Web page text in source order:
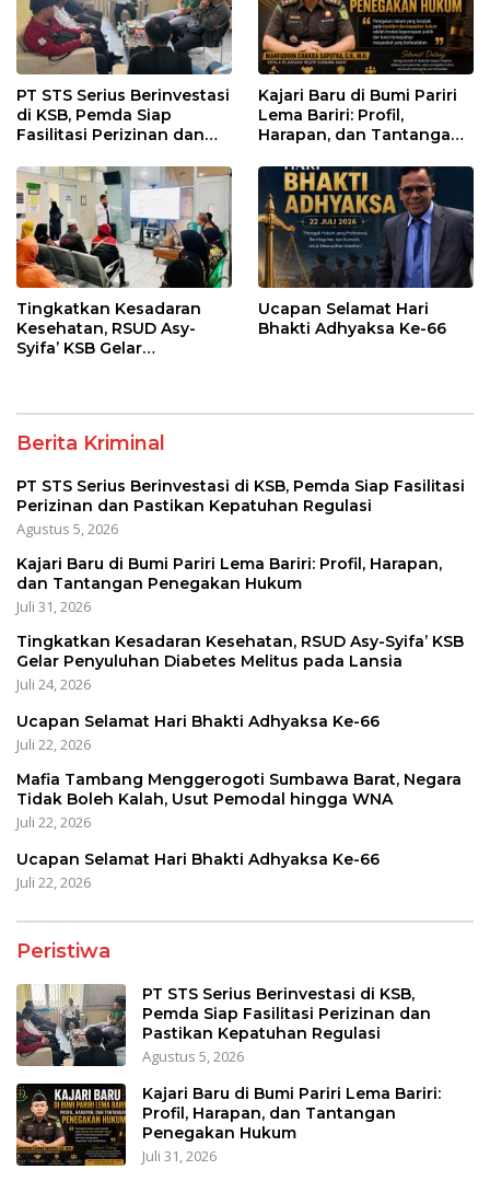
PT STS Serius Berinvestasi
di KSB, Pemda Siap
Fasilitasi Perizinan dan
Regulasi
Kajari Baru di Bumi Pariri
Lema Bariri: Profil,
Harapan, dan Tantangan
Tingkatkan Kesadaran
Kesehatan, RSUD Asy-
Syifa’ KSB Gelar
Ucapan Selamat Hari
Bhakti Adhyaksa Ke-66
Berita Kriminal
PT STS Serius Berinvestasi di KSB, Pemda Siap Fasilitasi
Perizinan dan Pastikan Kepatuhan Regulasi
Agustus 5, 2026
Kajari Baru di Bumi Pariri Lema Bariri: Profil, Harapan,
dan Tantangan Penegakan Hukum
Juli 31, 2026
Tingkatkan Kesadaran Kesehatan, RSUD Asy-Syifa’ KSB
Gelar Penyuluhan Diabetes Melitus pada Lansia
Juli 24, 2026
Ucapan Selamat Hari Bhakti Adhyaksa Ke-66
Juli 22, 2026
Mafia Tambang Menggerogoti Sumbawa Barat, Negara
Tidak Boleh Kalah, Usut Pemodal hingga WNA
Juli 22, 2026
Ucapan Selamat Hari Bhakti Adhyaksa Ke-66
Juli 22, 2026
Peristiwa
PT STS Serius Berinvestasi di KSB,
Pemda Siap Fasilitasi Perizinan dan
Pastikan Kepatuhan Regulasi
Agustus 5, 2026
Kajari Baru di Bumi Pariri Lema Bariri:
Profil, Harapan, dan Tantangan
Penegakan Hukum
Juli 31, 2026